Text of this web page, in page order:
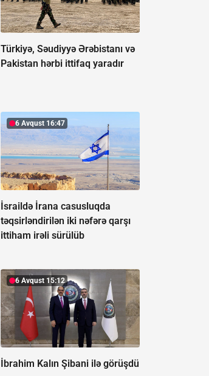
Türkiyə, Səudiyyə Ərəbistanı və
Pakistan hərbi ittifaq yaradır
6 Avqust 16:47
İsraildə İrana casusluqda
təqsirləndirilən iki nəfərə qarşı
ittiham irəli sürülüb
6 Avqust 15:12
İbrahim Kalın Şibani ilə görüşdü